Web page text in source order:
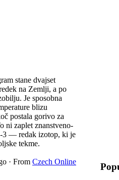
stane dvajset
na Zemlji, a po
Je sposobna
blizu
postala gorivo za
ni zaplet znanstveno-
3 — redak izotop, ki je
tekme.
· From Czech Online